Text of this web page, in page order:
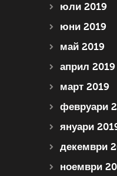
юли 2019
юни 2019
май 2019
април 2019
март 2019
февруари
януари
декември
ноември